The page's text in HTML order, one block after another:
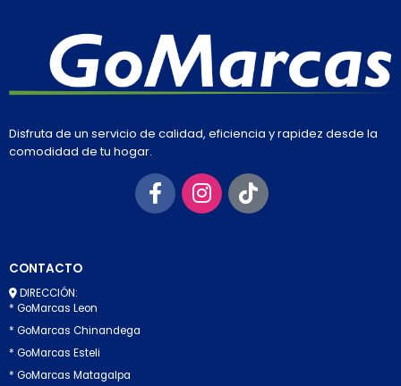
Disfruta de un servicio de calidad, eficiencia y rapidez desde la
comodidad de tu hogar.
CONTACTO
DIRECCIÓN:
* GoMarcas Leon
* GoMarcas Chinandega
* GoMarcas Esteli
* GoMarcas Matagalpa